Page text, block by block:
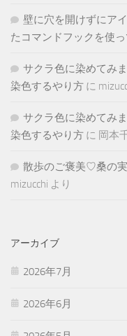
壁に穴を開けずにア
たコマンドフックを使
サクラ色に染めてみ
染色するやり方 に
サクラ色に染めてみ
染色するやり方 に 岡本
散歩のご褒美♡桑の
mizucchi より
アーカイブ
2026年7月
2026年6月